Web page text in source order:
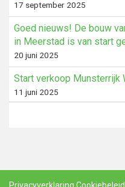
17 september 2025
Goed nieuws! De bouw
in Meerstad is van start
20 juni 2025
Start verkoop Munsterrijk
11 juni 2025